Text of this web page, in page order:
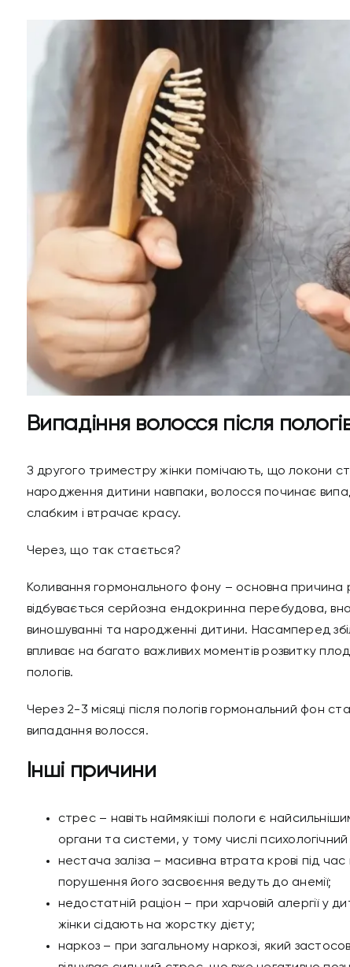
Випадіння волосся після
З другого триместру жінки помічають, що локони
народження дитини навпаки, волосся починає
слабким і втрачає красу.
Через, що так стається?
Коливання гормонального фону – основна причина
відбувається серйозна ендокринна перебудова,
виношуванні та народженні дитини. Насамперед
впливає на багато важливих моментів розвитку
пологів.
Через 2-3 місяці після пологів гормональний фон
випадання волосся.
Інші причини
стрес – навіть наймякіші пологи є
органи та системи, у тому числі
нестача заліза – масивна втрата крові під час
порушення його засвоєння ведуть до анемії;
недостатній раціон – при харчовій алергії у
жінки сідають на жорстку дієту;
наркоз – при загальному наркозі, який